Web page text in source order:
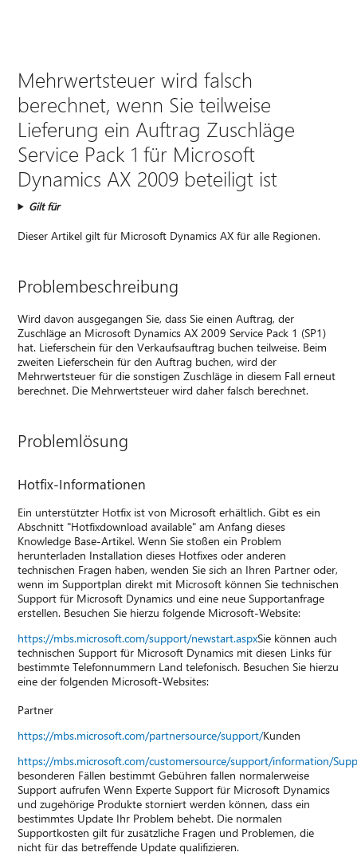
Mehrwertsteuer wird falsch
berechnet, wenn Sie teilweise
Lieferung ein Auftrag Zuschläge
Service Pack 1 für Microsoft
Dynamics AX 2009 beteiligt ist
Gilt für
Dieser Artikel gilt für Microsoft Dynamics AX für alle Regionen.
Problembeschreibung
Wird davon ausgegangen Sie, dass Sie einen Auftrag, der
Zuschläge an Microsoft Dynamics AX 2009 Service Pack 1 (SP1)
hat. Lieferschein für den Verkaufsauftrag buchen teilweise. Beim
zweiten Lieferschein für den Auftrag buchen, wird der
Mehrwertsteuer für die sonstigen Zuschläge in diesem Fall erneut
berechnet. Die Mehrwertsteuer wird daher falsch berechnet.
Problemlösung
Hotfix-Informationen
Ein unterstützter Hotfix ist von Microsoft erhältlich. Gibt es ein
Abschnitt "Hotfixdownload available" am Anfang dieses
Knowledge Base-Artikel. Wenn Sie stoßen ein Problem
herunterladen Installation dieses Hotfixes oder anderen
technischen Fragen haben, wenden Sie sich an Ihren Partner oder,
wenn im Supportplan direkt mit Microsoft können Sie technischen
Support für Microsoft Dynamics und eine neue Supportanfrage
erstellen. Besuchen Sie hierzu folgende Microsoft-Website:
https://mbs.microsoft.com/support/newstart.aspxSie können auch
technischen Support für Microsoft Dynamics mit diesen Links für
bestimmte Telefonnummern Land telefonisch. Besuchen Sie hierzu
eine der folgenden Microsoft-Websites:
Partner
https://mbs.microsoft.com/partnersource/support/Kunden
https://mbs.microsoft.com/customersource/support/information/
besonderen Fällen bestimmt Gebühren fallen normalerweise
Support aufrufen Wenn Experte Support für Microsoft Dynamics
und zugehörige Produkte storniert werden können, dass ein
bestimmtes Update Ihr Problem behebt. Die normalen
Supportkosten gilt für zusätzliche Fragen und Problemen, die
nicht für das betreffende Update qualifizieren.